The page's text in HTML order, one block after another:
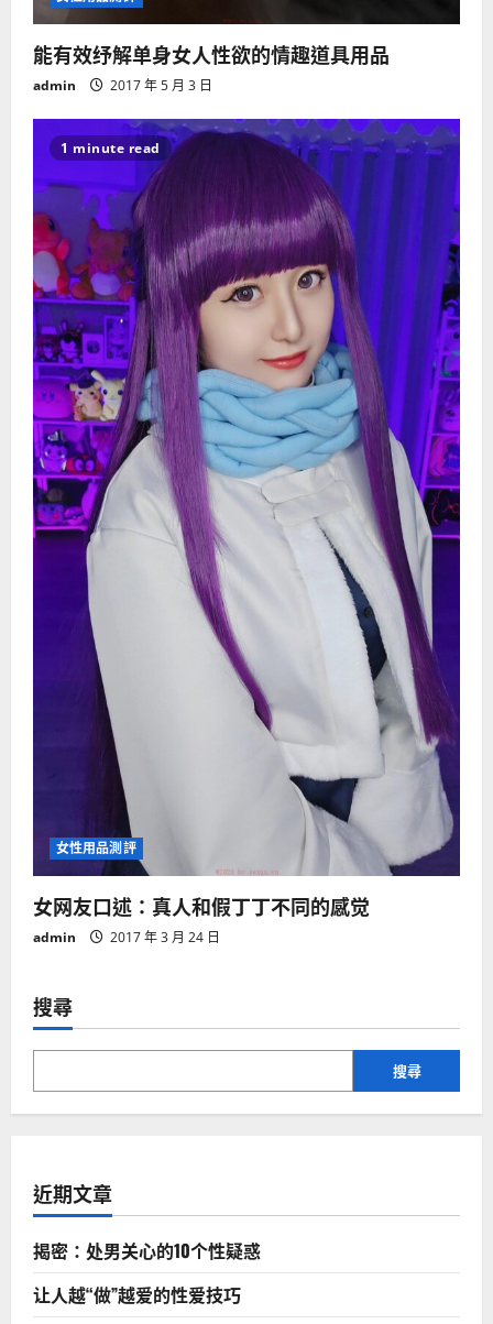
能有效纾解单身女人性欲的情趣道具用品
admin 2017 年 5 月 3 日
1 minute read
女性用品測評
女网友口述：真人和假丁丁不同的感觉
admin 2017 年 3 月 24 日
搜尋
搜尋
近期文章
揭密：处男关心的10个性疑惑
让人越“做”越爱的性爱技巧